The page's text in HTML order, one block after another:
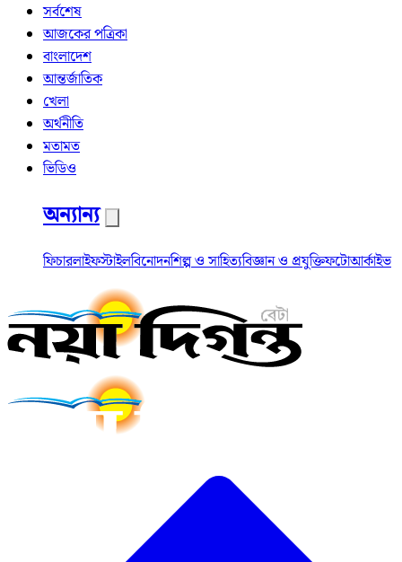
সর্বশেষ
আজকের পত্রিকা
বাংলাদেশ
আন্তর্জাতিক
খেলা
অর্থনীতি
মতামত
ভিডিও
অন্যান্য
ফিচারলাইফস্টাইলবিনোদনশিল্প ও সাহিত্যবিজ্ঞান ও প্রযুক্তিফটোআর্কাইভ